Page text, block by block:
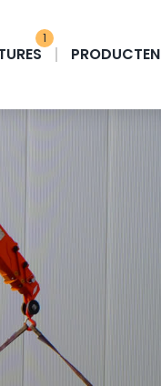
1
PRODUCTEN